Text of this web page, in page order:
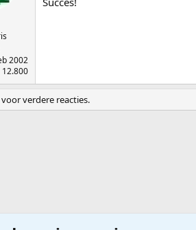
2002
12.800
verdere reacties.